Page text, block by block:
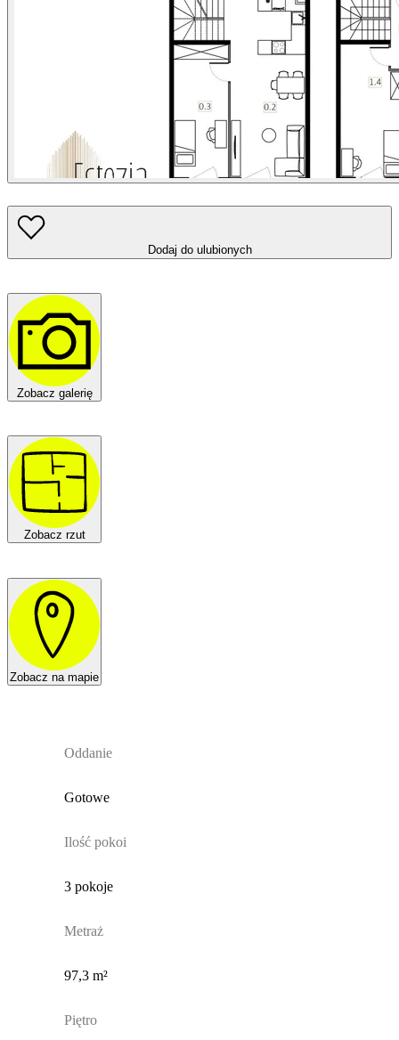
Dodaj do ulubionych
Zobacz galerię
Zobacz rzut
Zobacz na mapie
Oddanie
Gotowe
Ilość pokoi
3 pokoje
Metraż
97,3 m²
Piętro